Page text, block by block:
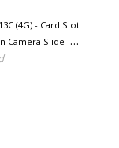
(4G) - Card Slot
Camera Slide -